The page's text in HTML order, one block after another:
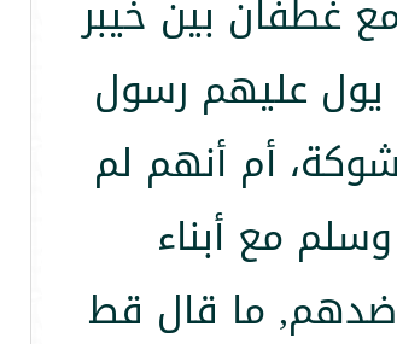
غطفان بين خيبر
يول عليهم رسول
أم أنهم لم
مع أبناء
ما قال قط